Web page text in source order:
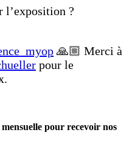
l’exposition ?
🙏🏼 Merci à
pour le
pour recevoir nos